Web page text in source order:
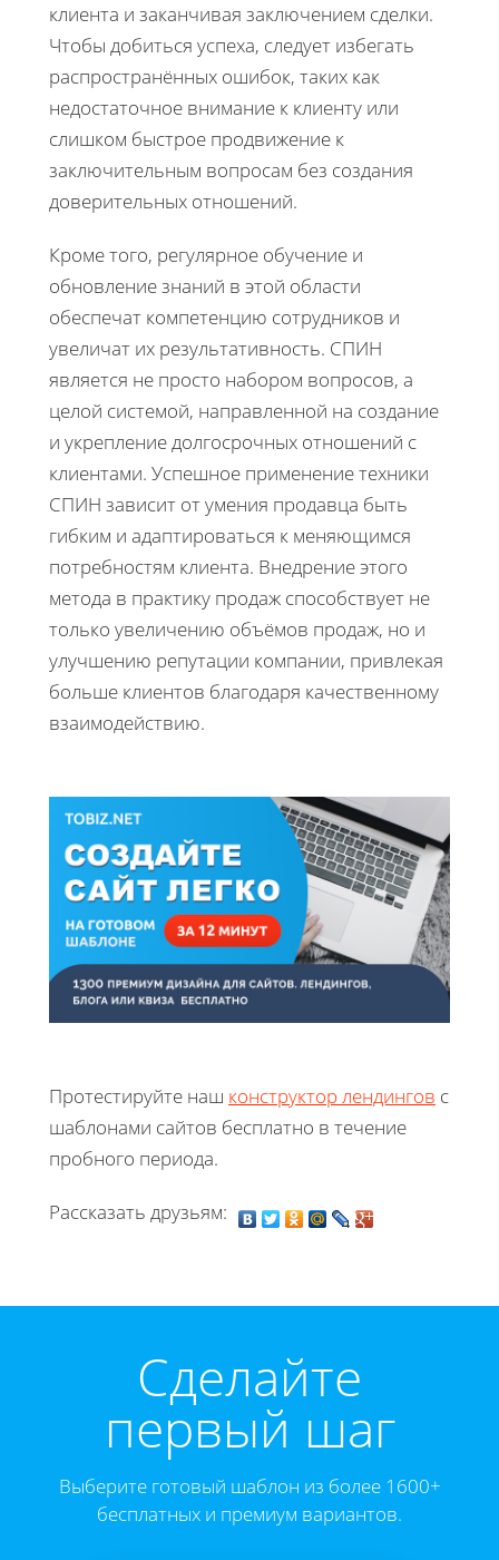
клиента и заканчивая заключением сделки.
Чтобы добиться успеха, следует избегать
распространённых ошибок, таких как
недостаточное внимание к клиенту или
слишком быстрое продвижение к
заключительным вопросам без создания
доверительных отношений.
Кроме того, регулярное обучение и
обновление знаний в этой области
обеспечат компетенцию сотрудников и
увеличат их результативность. СПИН
является не просто набором вопросов, а
целой системой, направленной на создание
и укрепление долгосрочных отношений с
клиентами. Успешное применение техники
СПИН зависит от умения продавца быть
гибким и адаптироваться к меняющимся
потребностям клиента. Внедрение этого
метода в практику продаж способствует не
только увеличению объёмов продаж, но и
улучшению репутации компании, привлекая
больше клиентов благодаря качественному
взаимодействию.
Протестируйте наш конструктор лендингов с
шаблонами сайтов бесплатно в течение
пробного периода.
Рассказать друзьям:
Cделайте
первый шаг
Выберите готовый шаблон из более 1600+
бесплатных и премиум вариантов.